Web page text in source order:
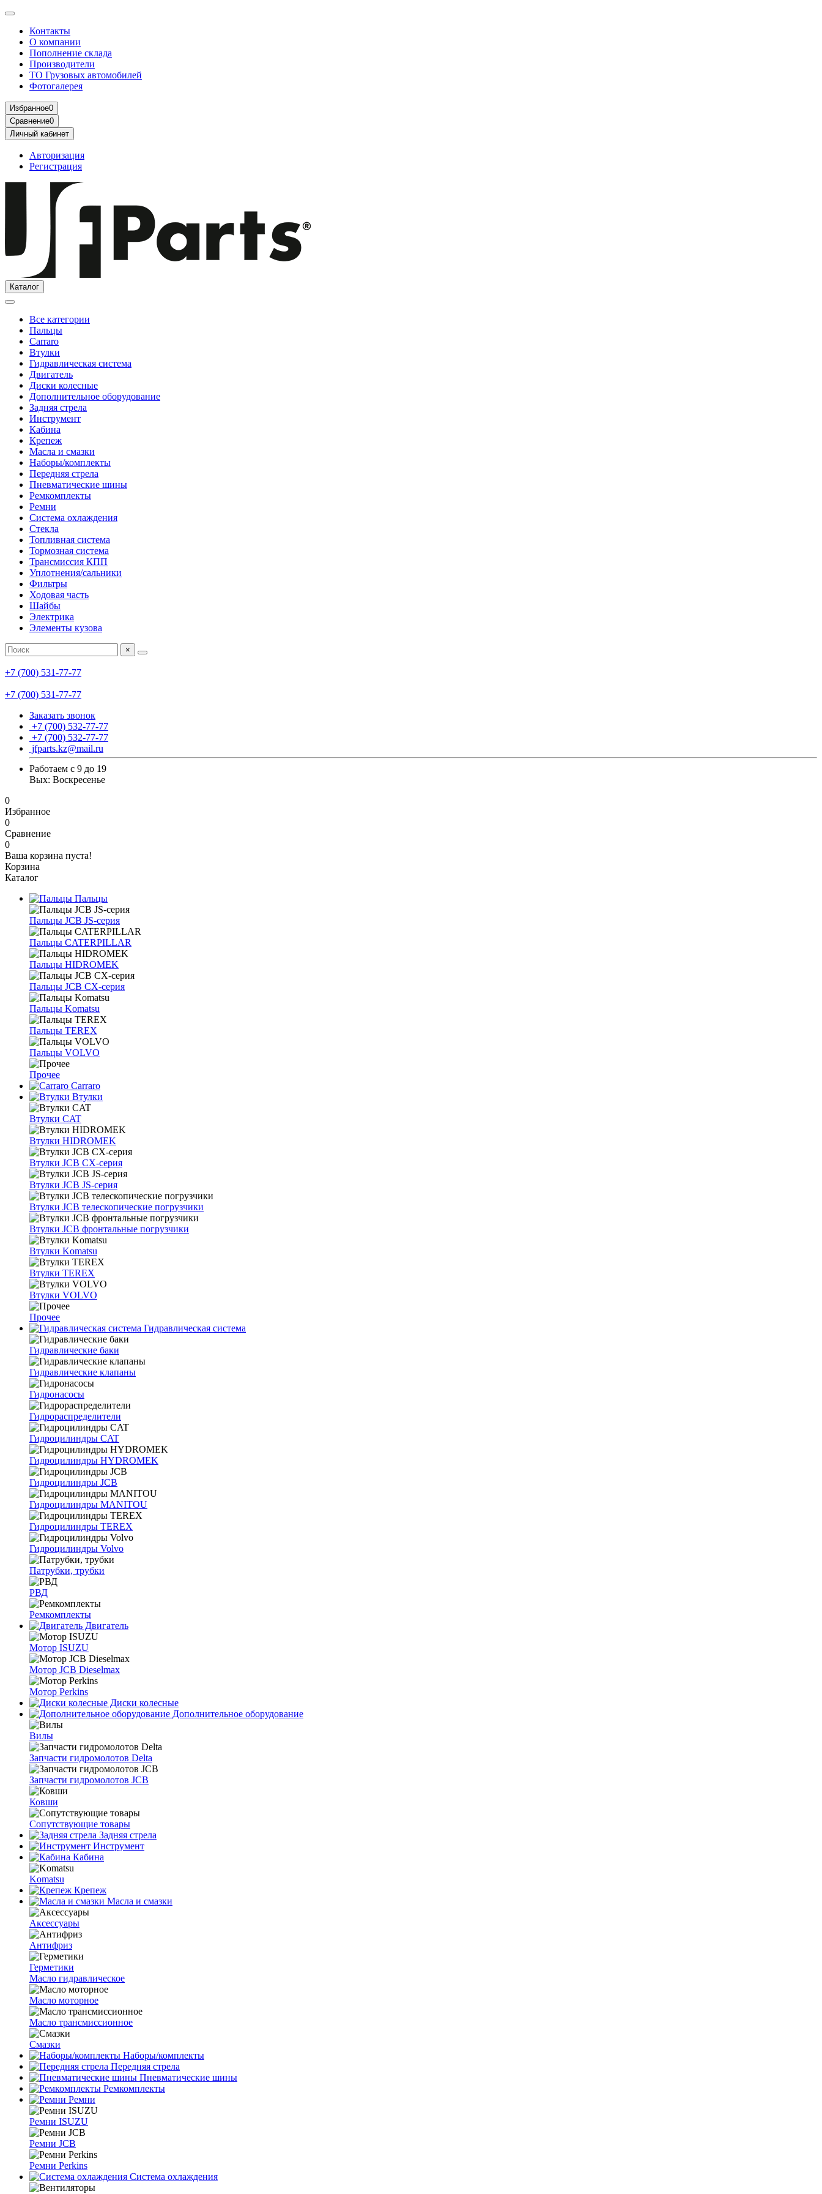
Контакты
О компании
Пополнение склада
Производители
ТО Грузовых автомобилей
Фотогалерея
Избранное0
Сравнение0
Личный кабинет
Авторизация
Регистрация
Каталог
Все категории
Пальцы
Carraro
Втулки
Гидравлическая система
Двигатель
Диски колесные
Дополнительное оборудование
Задняя стрела
Инструмент
Кабина
Крепеж
Масла и смазки
Наборы/комплекты
Передняя стрела
Пневматические шины
Ремкомплекты
Ремни
Система охлаждения
Стекла
Топливная система
Тормозная система
Трансмиссия КПП
Уплотнения/сальники
Фильтры
Ходовая часть
Шайбы
Электрика
Элементы кузова
×
+7 (700) 531-77-77
+7 (700) 531-77-77
Заказать звонок
+7 (700) 532-77-77
+7 (700) 532-77-77
jfparts.kz@mail.ru
Работаем с 9 до 19
Вых: Воскресенье
0
Избранное
0
Сравнение
0
Ваша корзина пуста!
Корзина
Каталог
Пальцы
Пальцы JCB JS-серия
Пальцы CATERPILLAR
Пальцы HIDROMEK
Пальцы JCB CX-серия
Пальцы Komatsu
Пальцы TEREX
Пальцы VOLVO
Прочее
Carraro
Втулки
Втулки CAT
Втулки HIDROMEK
Втулки JCB CX-серия
Втулки JCB JS-серия
Втулки JCB телескопические погрузчики
Втулки JCB фронтальные погрузчики
Втулки Komatsu
Втулки TEREX
Втулки VOLVO
Прочее
Гидравлическая система
Гидравлические баки
Гидравлические клапаны
Гидронасосы
Гидрораспределители
Гидроцилиндры CAT
Гидроцилиндры HYDROMEK
Гидроцилиндры JCB
Гидроцилиндры MANITOU
Гидроцилиндры TEREX
Гидроцилиндры Volvo
Патрубки, трубки
РВД
Ремкомплекты
Двигатель
Мотор ISUZU
Мотор JCB Dieselmax
Мотор Perkins
Диски колесные
Дополнительное оборудование
Вилы
Запчасти гидромолотов Delta
Запчасти гидромолотов JCB
Ковши
Сопутствующие товары
Задняя стрела
Инструмент
Кабина
Komatsu
Крепеж
Масла и смазки
Аксессуары
Антифриз
Герметики
Масло гидравлическое
Масло моторное
Масло трансмиссионное
Смазки
Наборы/комплекты
Передняя стрела
Пневматические шины
Ремкомплекты
Ремни
Ремни ISUZU
Ремни JCB
Ремни Perkins
Система охлаждения